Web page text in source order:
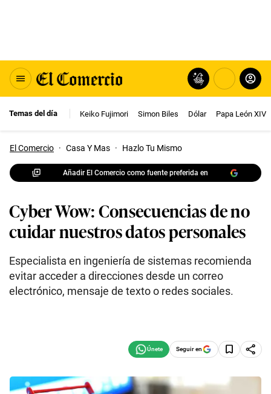
Temas del día Keiko Fujimori Simon Biles Dólar Papa León XIV
El Comercio · Casa Y Mas · Hazlo Tu Mismo
Añadir El Comercio como fuente preferida en
Cyber Wow: Consecuencias de no
cuidar nuestros datos personales
Especialista en ingeniería de sistemas recomienda
evitar acceder a direcciones desde un correo
electrónico, mensaje de texto o redes sociales.
Seguir en